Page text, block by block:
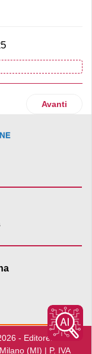
la linea Deluxe
Articolo
Avanti
- Editore:Edra
(MI) | P. IVA